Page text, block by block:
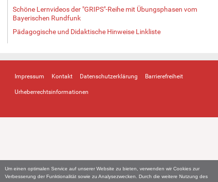
Um einen optimalen Service auf unserer Website zu bieten, verwenden wir Cookies zur
Verbesserung der Funktionalität sowie zu Analysezwecken. Durch die weitere Nutzung des
Schöne Lernvideos der "GRIPS"-Reihe mit Übungsphasen vom
Bayerischen Rundfunk
Pädagogische und Didaktische Hinweise Linkliste
Impressum Kontakt Datenschutzerklärung Barrierefreiheit
Urheberrechtsinformationen